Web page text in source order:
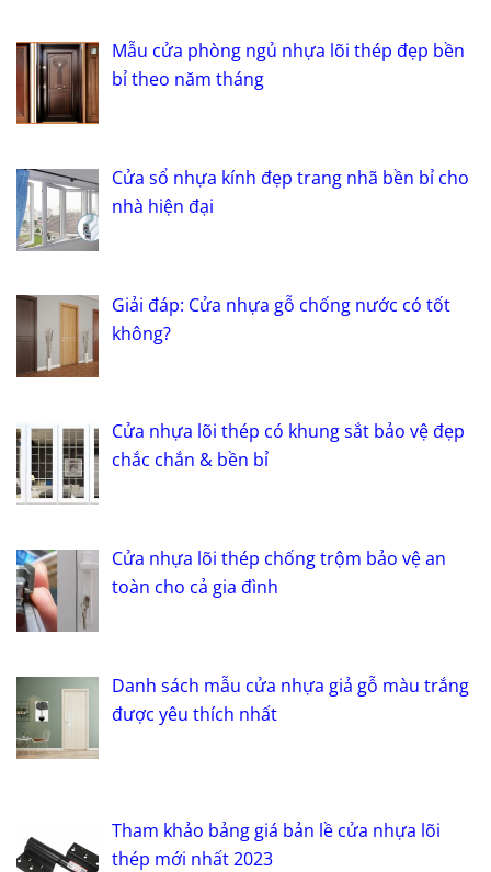
Mẫu cửa phòng ngủ nhựa lõi thép đẹp bền
bỉ theo năm tháng
Cửa sổ nhựa kính đẹp trang nhã bền bỉ cho
nhà hiện đại
Giải đáp: Cửa nhựa gỗ chống nước có tốt
không?
Cửa nhựa lõi thép có khung sắt bảo vệ đẹp
chắc chắn & bền bỉ
Cửa nhựa lõi thép chống trộm bảo vệ an
toàn cho cả gia đình
Danh sách mẫu cửa nhựa giả gỗ màu trắng
được yêu thích nhất
Tham khảo bảng giá bản lề cửa nhựa lõi
thép mới nhất 2023